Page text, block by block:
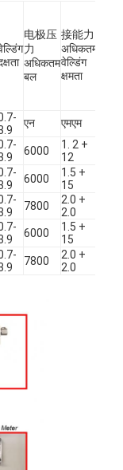
电极压
力
अधिकतम
बल
接能力
अधिकतम
वेल्डिंग
क्षमता
एन एमएम
6000
1. 2 +
12
6000
1.5 +
15
7800
2.0 +
2.0
6000
1.5 +
15
7800
2.0 +
2.0